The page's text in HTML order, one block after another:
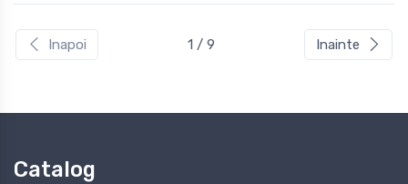
Inapoi 1 / 9 Inainte
Catalog